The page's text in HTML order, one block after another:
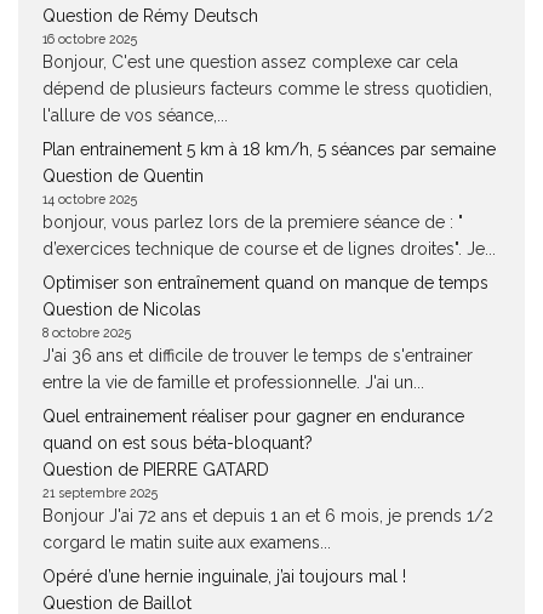
Question de Rémy Deutsch
16 octobre 2025
Bonjour, C'est une question assez complexe car cela
dépend de plusieurs facteurs comme le stress quotidien,
l'allure de vos séance,...
Plan entrainement 5 km à 18 km/h, 5 séances par semaine
Question de Quentin
14 octobre 2025
bonjour, vous parlez lors de la premiere séance de : "
d’exercices technique de course et de lignes droites". Je...
Optimiser son entraînement quand on manque de temps
Question de Nicolas
8 octobre 2025
J'ai 36 ans et difficile de trouver le temps de s'entrainer
entre la vie de famille et professionnelle. J'ai un...
Quel entrainement réaliser pour gagner en endurance
quand on est sous béta-bloquant?
Question de PIERRE GATARD
21 septembre 2025
Bonjour J'ai 72 ans et depuis 1 an et 6 mois, je prends 1/2
corgard le matin suite aux examens...
Opéré d’une hernie inguinale, j’ai toujours mal !
Question de Baillot